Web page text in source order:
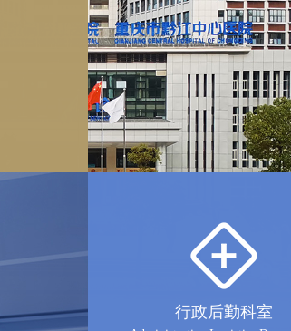
行政后勤科室